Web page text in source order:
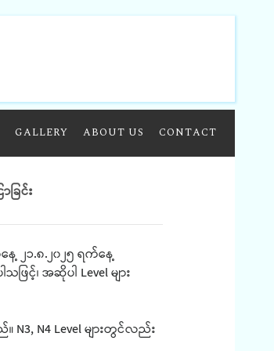
GALLERY ABOUT US CONTACT
ြင်း
၂၁.၈.၂၀၂၅ ရက်နေ့
ြင့်၊ အဆိုပါ Level များ
N4 Level များတွင်လည်း